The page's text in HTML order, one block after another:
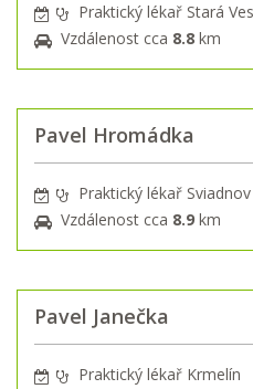
Praktický lékař Stará
Vzdálenost cca 8.8 km
Pavel Hromádka
Praktický lékař Sviadnov
Vzdálenost cca 8.9 km
Pavel Janečka
Praktický lékař Krmelín